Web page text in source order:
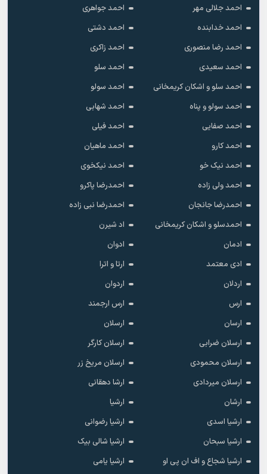
احمد جلالی مهر
احمد جواهری
احمد خدابنده
احمد دشتی
احمد رضا منصوری
احمد زاکری
احمد سعیدی
احمد سلو
احمد سلو و اشکان کریمخانی
احمد سولو
احمد سولو و پناه
احمد شهابی
احمد صفایی
احمد فیلی
احمد کارو
احمد ماهیان
احمد نیک خو
احمد نیکخوی
احمد ولی زاده
احمدرضا پاکرو
احمدرضا جانجان
احمدرضا نبی زاده
احمدسلو و اشکان کریمخانی
اد شیرن
ادمان
ادوان
ادی معتمد
ارتا و اترا
اردلان
اردوان
ارس
ارس ارجمند
ارسان
ارسلان
ارسلان ضرابی
ارسلان کارگر
ارسلان محمودی
ارسلان مریخ زر
ارسلان میردادی
ارشا دهقانی
ارشان
ارشیا
ارشیا اسدی
ارشیا رضوانی
ارشیا سبحان
ارشیا شالی بیک
ارشیا شجاع و اف ان پی او
ارشیا یامی